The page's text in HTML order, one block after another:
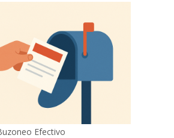
Efectivo